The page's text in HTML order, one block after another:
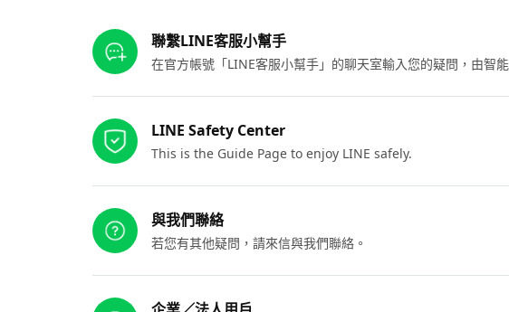
聯繫LINE客服小幫手
在官方帳號「LINE客服小幫手」的聊天室輸入您的疑問，由智
LINE Safety Center
This is the Guide Page to enjoy LINE safely.
與我們聯絡
若您有其他疑問，請來信與我們聯絡。